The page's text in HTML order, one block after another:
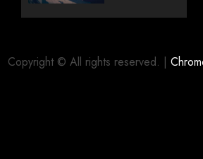
Copyright © All rights reserved. |